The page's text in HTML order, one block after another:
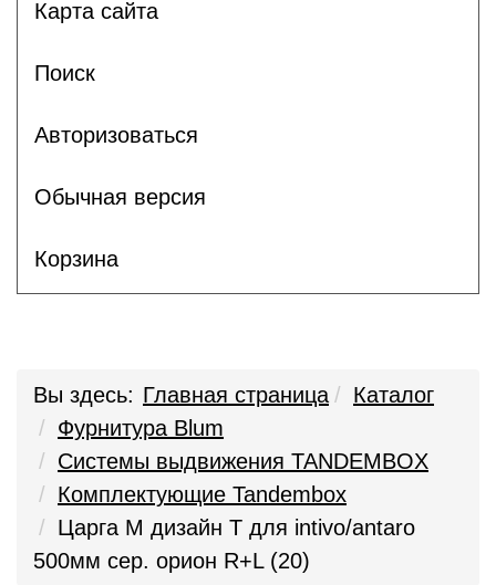
Карта сайта
Поиск
Авторизоваться
Обычная версия
Корзина
Вы здесь: Главная страница
Каталог
Фурнитура Blum
Системы выдвижения TANDEMBOX
Комплектующие Tandembox
Царга M дизайн T для intivo/antaro
500мм сер. орион R+L (20)